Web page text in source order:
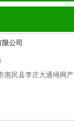
公司
惠民县李庄大通绳网产